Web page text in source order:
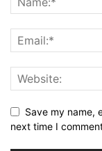
Save my name,
next time I